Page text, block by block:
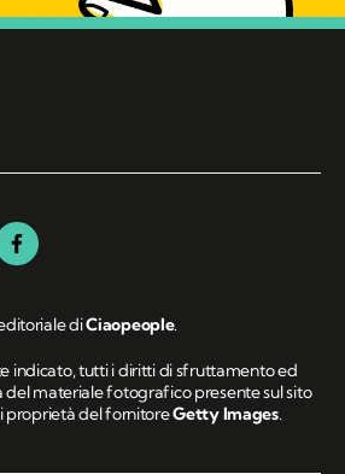
diCiaopeople.
indicato, tutti i diritti di sfruttamento ed
del materiale fotografico presente sul sito
proprietà del fornitoreGetty Images.